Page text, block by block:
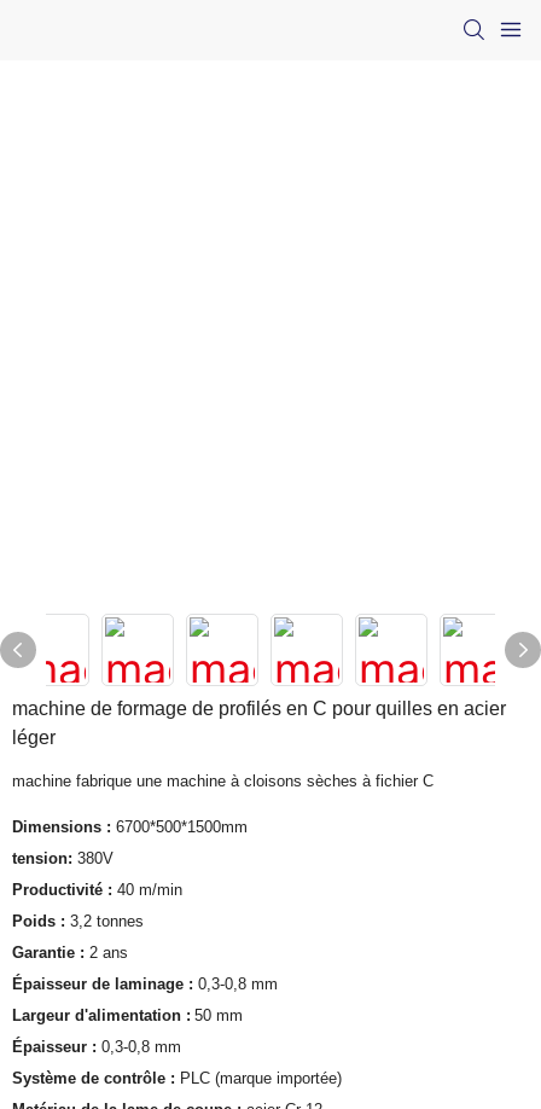
machine de formage de profilés en C pour quilles en acier
léger
machine fabrique une machine à cloisons sèches à fichier C
Dimensions : 6700*500*1500mm
tension: 380V
Productivité : 40 m/min
Poids : 3,2 tonnes
Garantie : 2 ans
Épaisseur de laminage : 0,3-0,8 mm
Largeur d'alimentation : 50 mm
Épaisseur : 0,3-0,8 mm
Système de contrôle : PLC (marque importée)